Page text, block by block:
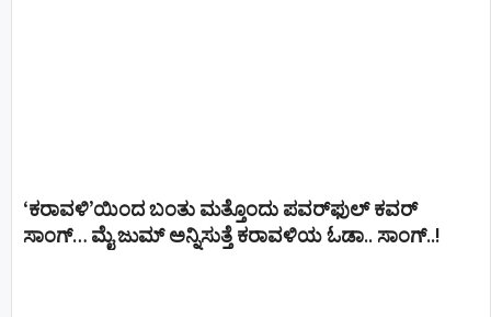
‘ಕರಾವಳಿ’ಯಿಂದ ಬಂತು ಮತ್ತೊಂದು ಪವರ್‌ಫುಲ್ ಕವರ್
ಸಾಂಗ್… ಮೈ ಜುಮ್ ಅನ್ನಿಸುತ್ತೆ ಕರಾವಳಿಯ ಓಡಾ.. ಸಾಂಗ್‌..!